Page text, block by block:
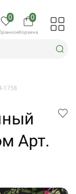
0 0
Корзина
1758
Арт.